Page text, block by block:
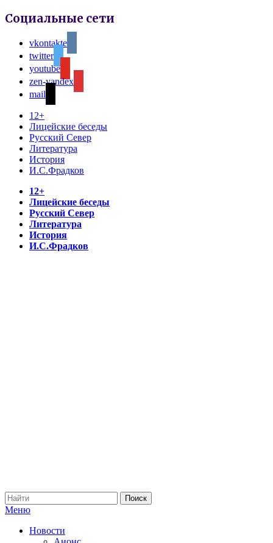
Социальные сети
vkontakte
twitter
youtube
zen-yandex
mail
12+
Лицейские беседы
Русский Север
Литература
История
И.С.Фрадков
12+
Лицейские беседы
Русский Север
Литература
История
И.С.Фрадков
Меню
Новости